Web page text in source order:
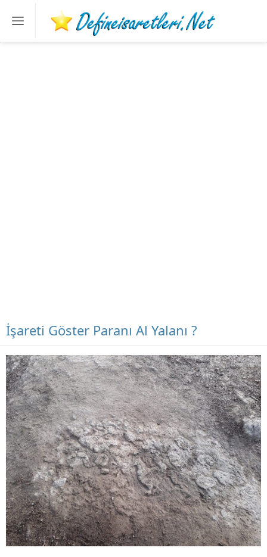
İşareti Göster Paranı Al Yalanı ?